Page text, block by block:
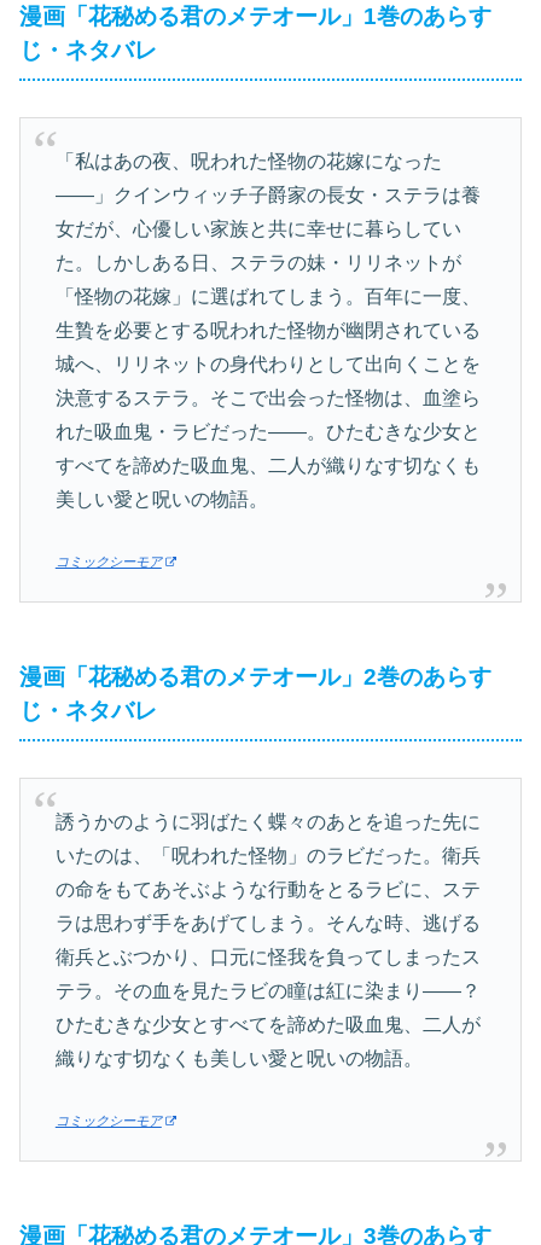
漫画「花秘める君のメテオール」1巻のあらす
じ・ネタバレ
「私はあの夜、呪われた怪物の花嫁になった
――」クインウィッチ子爵家の長女・ステラは養
女だが、心優しい家族と共に幸せに暮らしてい
た。しかしある日、ステラの妹・リリネットが
「怪物の花嫁」に選ばれてしまう。百年に一度、
生贄を必要とする呪われた怪物が幽閉されている
城へ、リリネットの身代わりとして出向くことを
決意するステラ。そこで出会った怪物は、血塗ら
れた吸血鬼・ラビだった――。ひたむきな少女と
すべてを諦めた吸血鬼、二人が織りなす切なくも
美しい愛と呪いの物語。
コミックシーモア
漫画「花秘める君のメテオール」2巻のあらす
じ・ネタバレ
誘うかのように羽ばたく蝶々のあとを追った先に
いたのは、「呪われた怪物」のラビだった。衛兵
の命をもてあそぶような行動をとるラビに、ステ
ラは思わず手をあげてしまう。そんな時、逃げる
衛兵とぶつかり、口元に怪我を負ってしまったス
テラ。その血を見たラビの瞳は紅に染まり――？
ひたむきな少女とすべてを諦めた吸血鬼、二人が
織りなす切なくも美しい愛と呪いの物語。
コミックシーモア
漫画「花秘める君のメテオール」3巻のあらす